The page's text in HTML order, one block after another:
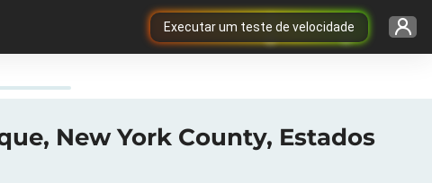
Executar um teste de velocidade
New York County, Estados